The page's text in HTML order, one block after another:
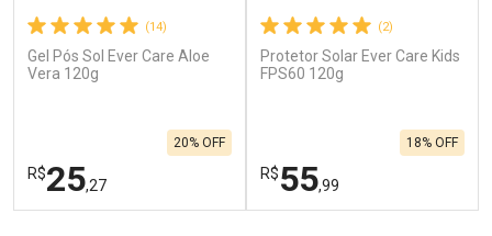
(14)
Gel Pós Sol Ever Care Aloe
Vera 120g
R$25,27
20% OFF
(2)
Protetor Solar Ever Care Kids
FPS60 120g
R$55,99
18% OFF